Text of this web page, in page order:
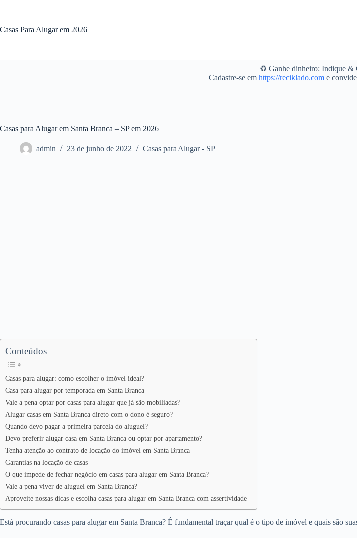
conteúdo
Casas Para Alugar em 2026
♻️ Ganhe dinheiro: Indique &
Cadastre-se em https://reciklado.come convide
Casas para Alugar em Santa Branca – SP em 2026
admin 23 de junho de 2022 Casas para Alugar - SP
Conteúdos
Casas para alugar: como escolher o imóvel ideal?
Casa para alugar por temporada em Santa Branca
Vale a pena optar por casas para alugar que já são mobiliadas?
Alugar casas em Santa Branca direto com o dono é seguro?
Quando devo pagar a primeira parcela do aluguel?
Devo preferir alugar casa em Santa Branca ou optar por apartamento?
Tenha atenção ao contrato de locação do imóvel em Santa Branca
Garantias na locação de casas
O que impede de fechar negócio em casas para alugar em Santa Branca?
Vale a pena viver de aluguel em Santa Branca?
Aproveite nossas dicas e escolha casas para alugar em Santa Branca com assertividade
Está procurando casas para alugar em Santa Branca? É fundamental traçar qual é o tipo de imóvel e quais são